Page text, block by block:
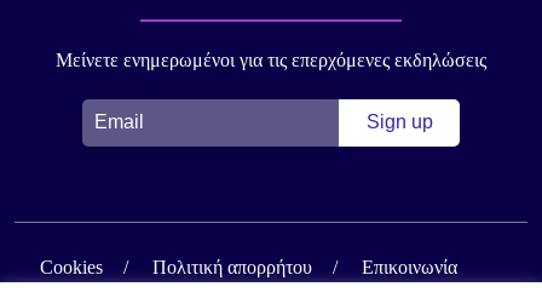
Μείνετε ενημερωμένοι για τις επερχόμενες εκδηλώσεις
Cookies Πολιτική απορρήτου Επικοινωνία